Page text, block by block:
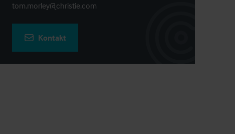
tom.morley@christie.com
Kontakt